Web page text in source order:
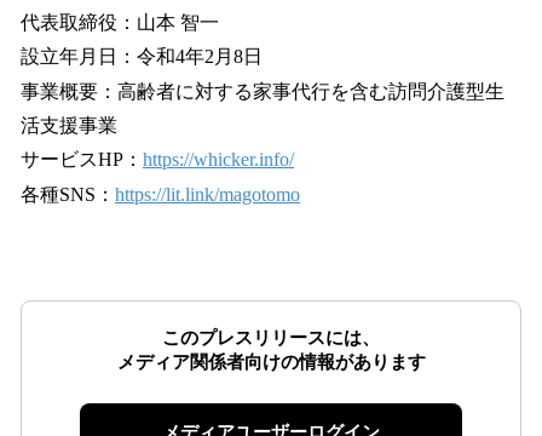
代表取締役：山本 智一
設立年月日：令和4年2月8日
事業概要：高齢者に対する家事代行を含む訪問介護型生
活支援事業
サービスHP： https://whicker.info/
各種SNS： https://lit.link/magotomo
このプレスリリースには、
メディア関係者向けの情報があります